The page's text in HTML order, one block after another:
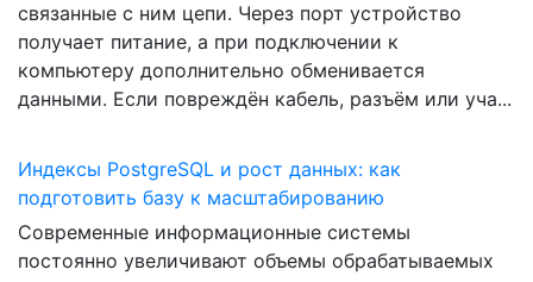
связанные с ним цепи. Через порт устройство
получает питание, а при подключении к
компьютеру дополнительно обменивается
данными. Если повреждён кабель, разъём или уча...
Индексы PostgreSQL и рост данных: как
подготовить базу к масштабированию
Современные информационные системы
постоянно увеличивают объемы обрабатываемых